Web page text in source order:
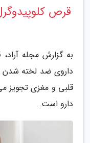
قرص
داروی ضد لخته شدن
قلبی و مغزی تجویز
دارو است.